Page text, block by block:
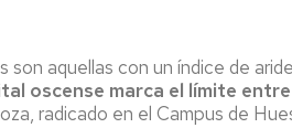
son aquellas con un índice de
oscense marca el límite
radicado en el Campus de